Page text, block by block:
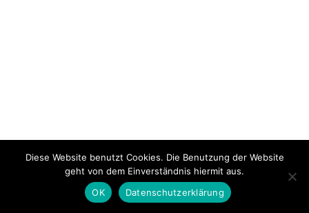
Diese Website benutzt Cookies. Die Benutzung der Website
geht von dem Einverständnis hiermit aus.
OK
Datenschutzerklärung